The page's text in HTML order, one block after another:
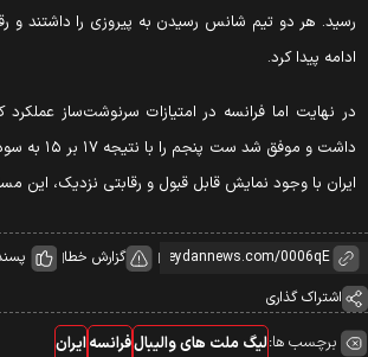
هر دو تیم شانس رسیدن به پیروزی را داشتند و
پیدا کرد.
نهایت اما فرانسه در امتیازات سرنوشت‌ساز عملکرد
داشت و موفق شد ست
با وجود نمایش قابل قبول و رقابتی نزدیک، این
گزارش خطا
اشتراک گذاری
برچسب ها:لیگ ملت های والیبالفرانسهایران